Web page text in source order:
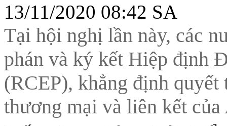
13/11/2020 08:42 SA
Tại hội nghị lần này, các
phán và ký kết Hiệp định
(RCEP), khẳng định quyết
thương mại và liên kết